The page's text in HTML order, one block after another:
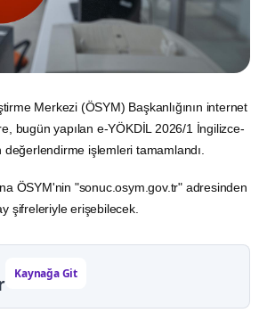
Merkezi (ÖSYM) Başkanlığının internet
bugün yapılan e-YÖKDİL 2026/1 İngilizce-
değerlendirme işlemleri tamamlandı.
ÖSYM'nin "sonuc.osym.gov.tr" adresinden
şifreleriyle erişebilecek.
Kaynağa Git